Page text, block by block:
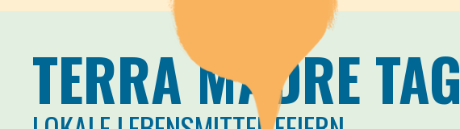
TERRA MADRE TAG